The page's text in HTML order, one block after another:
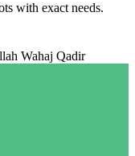
with exact needs.
Wahaj Qadir